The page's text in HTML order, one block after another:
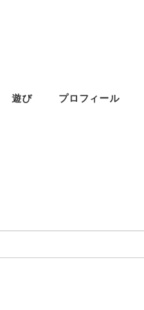
遊び プロフィール